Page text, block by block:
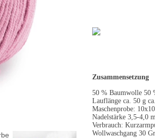
Zusammensetzung
50 % Baumwolle 50
Lauflänge ca. 50 g
Maschenprobe:
Nadelstärke 3,5-4,0
Verbrauch:
Wollwaschgang 30